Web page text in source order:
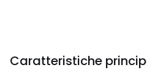
Caratteristiche